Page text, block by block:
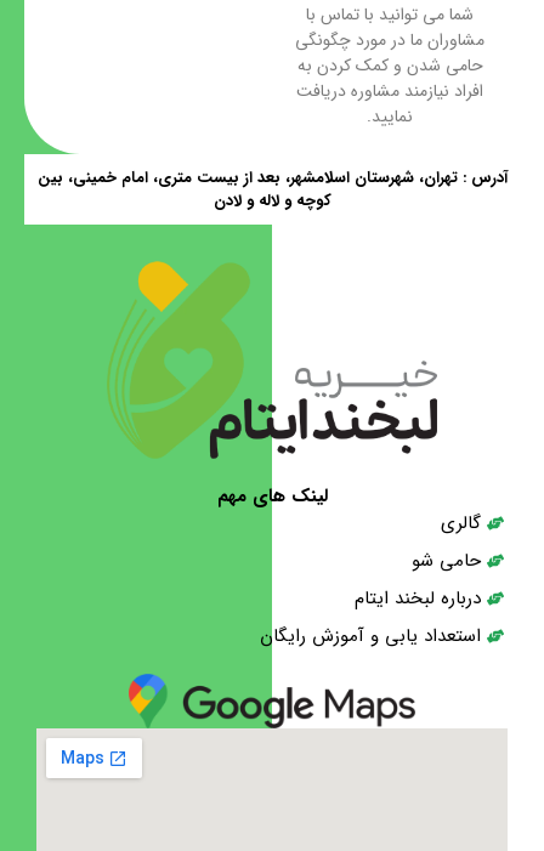
شما می توانید با تماس با
مشاوران ما در مورد چگونگی
حامی شدن و کمک کردن به
افراد نیازمند مشاوره دریافت
نمایید.
آدرس : تهران، شهرستان اسلامشهر، بعد از بیست متری، امام خمینی، بین
کوچه و لاله و لادن
لینک های مهم
گالری
حامی شو
درباره لبخند ایتام
استعداد یابی و آموزش رایگان